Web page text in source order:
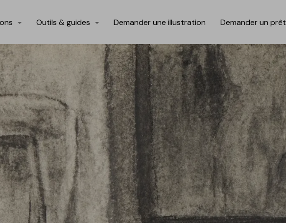
Outils & guides Demander une illustration Demander un prêt